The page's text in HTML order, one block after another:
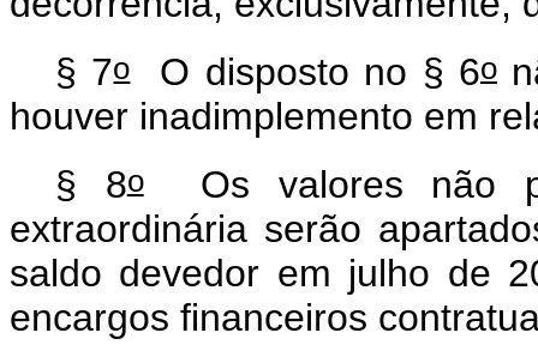
§ 7oO disposto no § 6o
houver inadimplemento em
§ 8oOs valores não
extraordinária serão
saldo devedor em julho de
encargos financeiros